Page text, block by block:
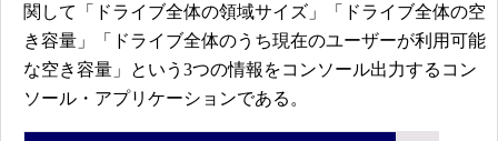
関して「ドライブ全体の領域サイズ」「ドライブ全体の空
き容量」「ドライブ全体のうち現在のユーザーが利用可能
な空き容量」という3つの情報をコンソール出力するコン
ソール・アプリケーションである。